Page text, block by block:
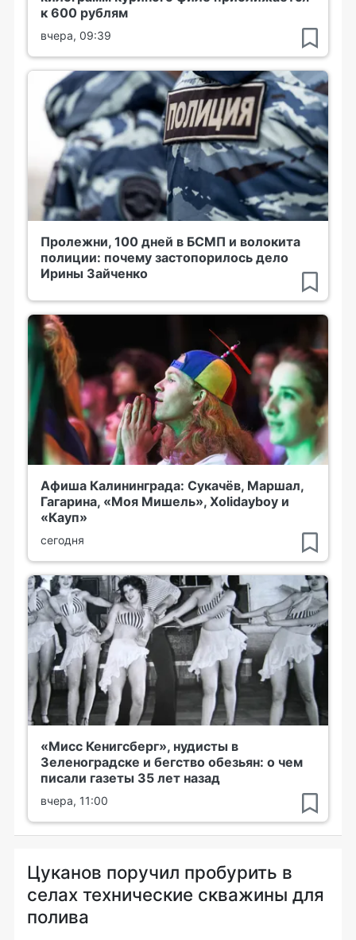
к 600 рублям
вчера, 09:39
Пролежни, 100 дней в БСМП и волокита
полиции: почему застопорилось дело
Ирины Зайченко
Афиша Калининграда: Сукачёв, Маршал,
Гагарина, «Моя Мишель», Xolidayboy и
«Кауп»
сегодня
«Мисс Кенигсберг», нудисты в
Зеленоградске и бегство обезьян: о чем
писали газеты 35 лет назад
вчера, 11:00
Цуканов поручил пробурить в
селах технические скважины для
полива